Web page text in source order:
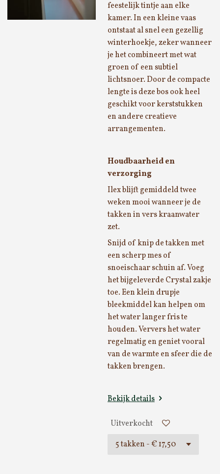
feestelijk tintje aan elke
kamer. In een kleine vaas
ontstaat al snel een gezellig
winterhoekje, zeker wanneer
je het combineert met wat
groen of een subtiel
lichtsnoer. Door de compacte
lengte is deze bos ook heel
geschikt voor kerststukken
en andere creatieve
arrangementen.
Houdbaarheid en
verzorging
Ilex blijft gemiddeld twee
weken mooi wanneer je de
takken in vers kraanwater
zet.
Snijd of knip de takken met
een scherp mes of
snoeischaar schuin af. Voeg
het bijgeleverde Crystal zakje
toe. Een klein drupje
bleekmiddel kan helpen om
het water langer fris te
houden. Ververs het water
regelmatig en geniet vooral
van de warmte en sfeer die de
takken brengen.
Bekijk details
Uitverkocht